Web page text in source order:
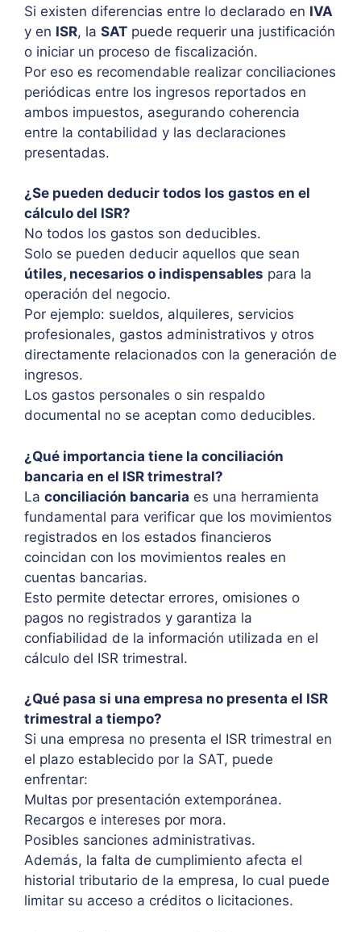
Si existen diferencias entre lo declarado en IVA
y en ISR, la SAT puede requerir una justificación
o iniciar un proceso de fiscalización.
Por eso es recomendable realizar conciliaciones
periódicas entre los ingresos reportados en
ambos impuestos, asegurando coherencia
entre la contabilidad y las declaraciones
presentadas.
¿Se pueden deducir todos los gastos en el
cálculo del ISR?
No todos los gastos son deducibles.
Solo se pueden deducir aquellos que sean
útiles, necesarios o indispensables para la
operación del negocio.
Por ejemplo: sueldos, alquileres, servicios
profesionales, gastos administrativos y otros
directamente relacionados con la generación de
ingresos.
Los gastos personales o sin respaldo
documental no se aceptan como deducibles.
¿Qué importancia tiene la conciliación
bancaria en el ISR trimestral?
La conciliación bancaria es una herramienta
fundamental para verificar que los movimientos
registrados en los estados financieros
coincidan con los movimientos reales en
cuentas bancarias.
Esto permite detectar errores, omisiones o
pagos no registrados y garantiza la
confiabilidad de la información utilizada en el
cálculo del ISR trimestral.
¿Qué pasa si una empresa no presenta el ISR
trimestral a tiempo?
Si una empresa no presenta el ISR trimestral en
el plazo establecido por la SAT, puede
enfrentar:
Multas por presentación extemporánea.
Recargos e intereses por mora.
Posibles sanciones administrativas.
Además, la falta de cumplimiento afecta el
historial tributario de la empresa, lo cual puede
limitar su acceso a créditos o licitaciones.